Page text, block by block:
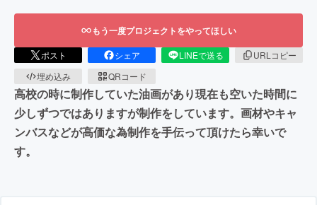
もう一度プロジェクトをやってほしい
ポスト シェア LINEで送る
URLコピー
埋め込み
QRコード
高校の時に制作していた油画があり現在も空いた時間に
少しずつではありますが制作をしています。画材やキャ
ンバスなどが高価な為制作を手伝って頂けたら幸いで
す。